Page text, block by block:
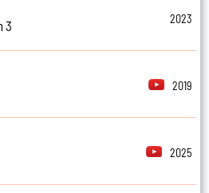
3
2023
2019
2025